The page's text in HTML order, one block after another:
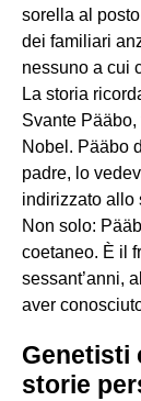
sorella al
dei familiari
nessuno a cui
La storia
Svante
Nobel. Pääbo
padre, lo
indirizzato allo
Non solo:
coetaneo. È il
sessant’anni,
aver
Genetisti
storie